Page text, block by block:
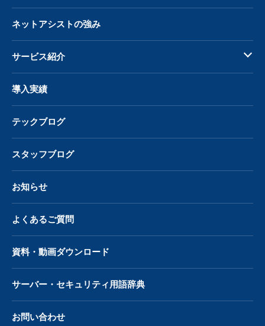
ネットアシストの強み
サービス紹介
導入実績
テックブログ
スタッフブログ
お知らせ
よくあるご質問
資料・動画ダウンロード
サーバー・ セキュリティ用語辞典
お問い合わせ